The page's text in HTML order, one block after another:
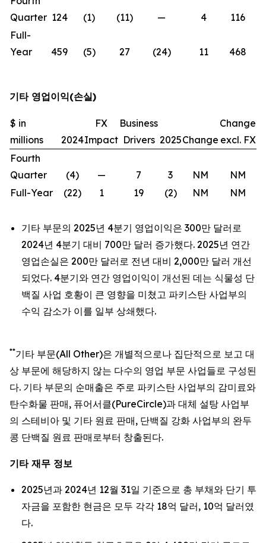
Quarter 124 (1) (11) — 4 116
Full-
Year
459 (5) 27 (24) 11 468
기타 영업이익(손실)
$ in
millions
2024
FX
Impact
Business
Drivers 2025Change
Change
excl. FX
Fourth
Quarter
(4) — 7 3 NM
NM
Full-Year
(22) 1 19 (2) NM NM
기타 부문의 2025년 4분기 영업이익은 300만 달러로
2024년 4분기 대비 700만 달러 증가했다. 2025년 연간
영업손실은 200만 달러로 전년 대비 2,000만 달러 개선
되었다. 4분기와 연간 영업이익이 개선된 데는 식물성 단
백질 사업 호황이 큰 영향을 미쳤고 파키스탄 사업부의
수익 감소가 이를 일부 상쇄했다.
**기타 부문(All Other)은 개별적으로나 집단적으로 보고 대
상 부문에 해당하지 않는 다수의 영업 부문 사업들로 구성된
다. 기타 부문의 순매출은 주로 파키스탄 사업부의 감미료와
탄수화물 판매, 퓨어서클(PureCircle)과 대체 설탕 사업부
의 스테비아 및 기타 원료 판매, 단백질 강화 사업부의 완두
콩 단백질 원료 판매로부터 창출된다.
기타 재무 정보
2025년과 2024년 12월 31일 기준으로 총 부채와 단기 투
자금을 포함한 현금은 모두 각각 18억 달러, 10억 달러였
다.